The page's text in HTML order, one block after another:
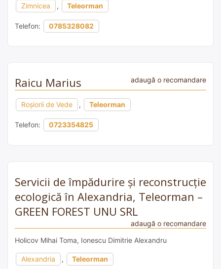
Zimnicea , Teleorman
Telefon: 0785328082
Raicu Marius adaugă o recomandare
Roșiorii de Vede , Teleorman
Telefon: 0723354825
Servicii de împădurire și reconstrucție
ecologică în Alexandria, Teleorman –
GREEN FOREST UNU SRL
adaugă o recomandare
Holicov Mihai Toma, Ionescu Dimitrie Alexandru
Alexandria , Teleorman